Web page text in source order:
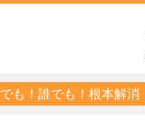
も！誰でも！根本解消